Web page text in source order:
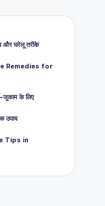
और घरेलू तरीके
Remedies for
जुकाम के लिए
उपाय
Tips in